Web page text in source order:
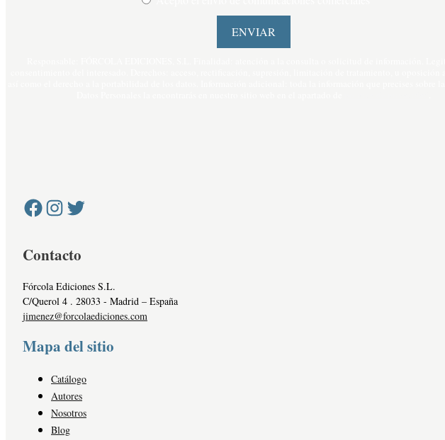
ENVIAR
Contacto
Fórcola Ediciones S.L.
C/Querol 4 . 28033 - Madrid – España
jimenez@forcolaediciones.com
Mapa del sitio
Catálogo
Autores
Nosotros
Blog